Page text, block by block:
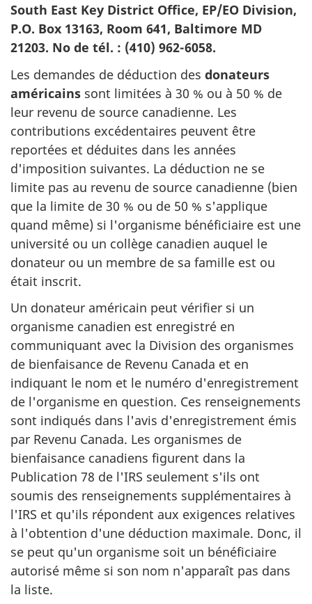
South East Key District Office, EP/EO Division,
P.O. Box 13163, Room 641, Baltimore MD
21203. No de tél. : (410) 962-6058.
Les demandes de déduction des donateurs
américains sont limitées à 30 % ou à 50 % de
leur revenu de source canadienne. Les
contributions excédentaires peuvent être
reportées et déduites dans les années
d'imposition suivantes. La déduction ne se
limite pas au revenu de source canadienne (bien
que la limite de 30 % ou de 50 % s'applique
quand même) si l'organisme bénéficiaire est une
université ou un collège canadien auquel le
donateur ou un membre de sa famille est ou
était inscrit.
Un donateur américain peut vérifier si un
organisme canadien est enregistré en
communiquant avec la Division des organismes
de bienfaisance de Revenu Canada et en
indiquant le nom et le numéro d'enregistrement
de l'organisme en question. Ces renseignements
sont indiqués dans l'avis d'enregistrement émis
par Revenu Canada. Les organismes de
bienfaisance canadiens figurent dans la
Publication 78 de l'IRS seulement s'ils ont
soumis des renseignements supplémentaires à
l'IRS et qu'ils répondent aux exigences relatives
à l'obtention d'une déduction maximale. Donc, il
se peut qu'un organisme soit un bénéficiaire
autorisé même si son nom n'apparaît pas dans
la liste.